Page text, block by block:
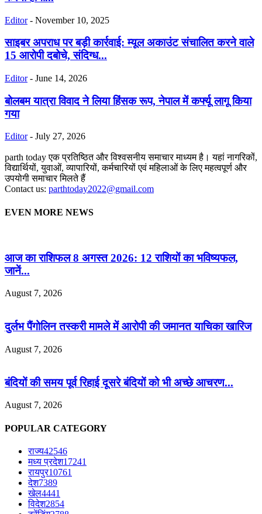
Editor - November 10, 2025
साइबर अपराध पर बड़ी कार्रवाई: म्यूल अकाउंट संचालित करने वाले
15 आरोपी दबोचे, संदिग्ध...
Editor - June 14, 2026
बोलबम यात्रा विवाद ने लिया हिंसक रूप, नेपाल में कर्फ्यू लागू किया
गया
Editor - July 27, 2026
parth today एक प्रतिष्ठित और विश्वसनीय समाचार माध्यम है। यहां नागरिकों,
विद्यार्थियों, युवाओं, व्यापारियों, कर्मचारियों एवं महिलाओं के लिए महत्वपूर्ण और
उपयोगी समाचार मिलते हैं
Contact us: parthtoday2022@gmail.com
EVEN MORE NEWS
आज का राशिफल 8 अगस्त 2026: 12 राशियों का भविष्यफल,
जानें...
August 7, 2026
दुर्लभ पैंगोलिन तस्करी मामले में आरोपी की जमानत याचिका खारिज
August 7, 2026
बंदियों की समय पूर्व रिहाई दूसरे बंदियों को भी अच्छे आचरण...
August 7, 2026
POPULAR CATEGORY
राज्य42546
मध्य प्रदेश17241
रायपुर10761
देश7389
खेल4441
विदेश2854